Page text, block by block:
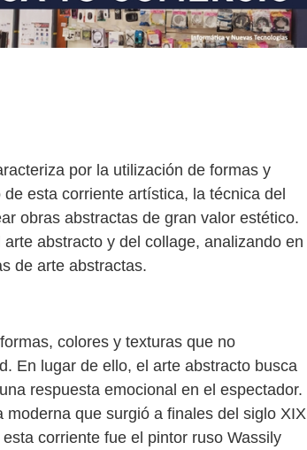
por la utilización de formas y
esta corriente artística, la técnica del
obras abstractas de gran valor estético.
abstracto y del collage, analizando en
de arte abstractas.
colores y texturas que no
En lugar de ello, el arte abstracto busca
respuesta emocional en el espectador.
que surgió a finales del siglo XIX
corriente fue el pintor ruso Wassily